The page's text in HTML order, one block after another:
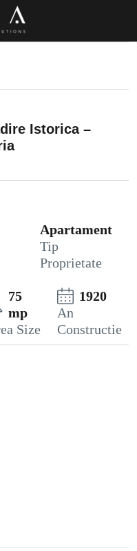
Istorica –
Apartament
Tip
Proprietate
75
mp
Size
1920
An
Constructie